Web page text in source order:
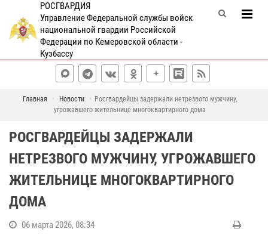
РОСГВАРДИЯ
Управление Федеральной службы войск
национальной гвардии Российской
Федерации по Кемеровской области -
Кузбассу
Главная Новости
Росгвардейцы задержали нетрезвого мужчину,
угрожавшего жительнице многоквартирного дома
РОСГВАРДЕЙЦЫ ЗАДЕРЖАЛИ
НЕТРЕЗВОГО МУЖЧИНУ, УГРОЖАВШЕГО
ЖИТЕЛЬНИЦЕ МНОГОКВАРТИРНОГО
ДОМА
06 марта 2026, 08:34